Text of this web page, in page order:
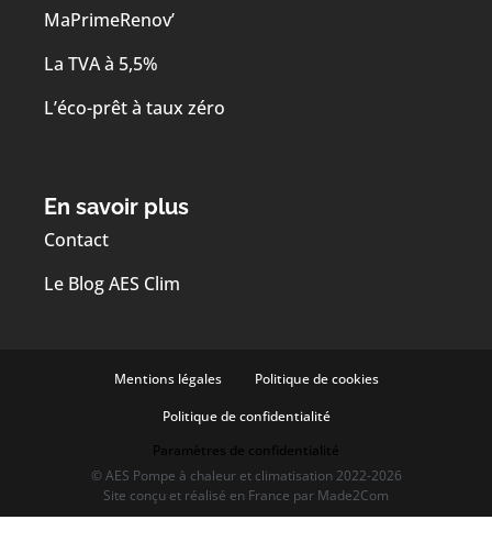
MaPrimeRenov’
La TVA à 5,5%
L’éco-prêt à taux zéro
En savoir plus
Contact
Le Blog AES Clim
Mentions légales
Politique de cookies
Politique de confidentialité
Paramètres de confidentialité
© AES Pompe à chaleur et climatisation 2022-2026
Site conçu et réalisé en France par Made2Com